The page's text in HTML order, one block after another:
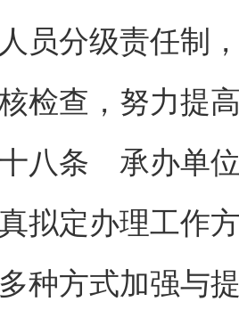
员分级责任制
检查，努力提
条 承办单位
拟定办理工作
种方式加强与